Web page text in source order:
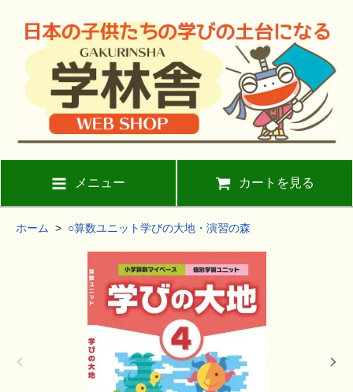
メニュー カートを見る
ホーム > ○算数ユニット学びの大地・演習の森